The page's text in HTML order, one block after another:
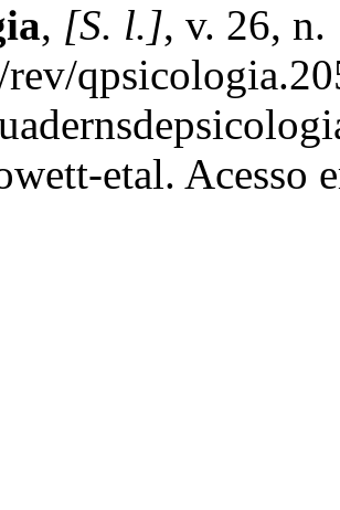
, [S. l.], v. 26,
rev/
etal. Acesso